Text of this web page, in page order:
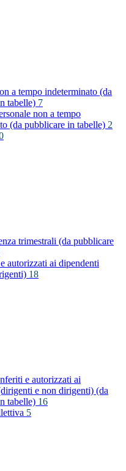
a tempo indeterminato (da
tabelle) 7
non a tempo
(da pubblicare in tabelle) 2
trimestrali (da pubblicare
autorizzati ai dipendenti
18
e autorizzati ai
e non dirigenti) (da
tabelle) 16
5